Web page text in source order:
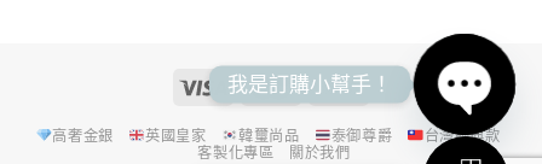
高奢金銀 英國皇家 韓璽尚品 泰御尊爵
台灣經典款
客製化專區
關於我們
我是訂購小幫手！
OPEN